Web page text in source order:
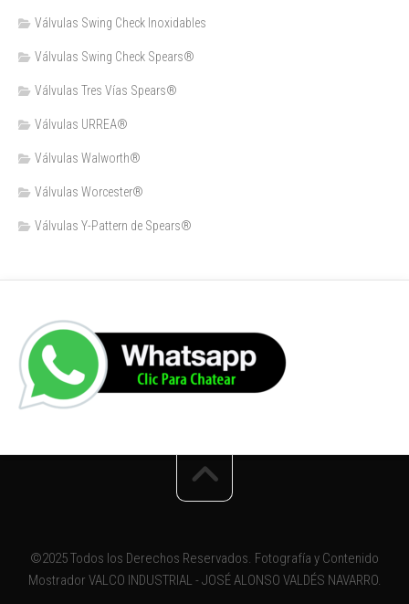
Válvulas Swing Check Inoxidables
Válvulas Swing Check Spears®
Válvulas Tres Vías Spears®
Válvulas URREA®
Válvulas Walworth®
Válvulas Worcester®
Válvulas Y-Pattern de Spears®️
©2025 Todos los Derechos Reservados. Fotografía y Contenido
Mostrador VALCO INDUSTRIAL - JOSÉ ALONSO VALDÉS NAVARRO.